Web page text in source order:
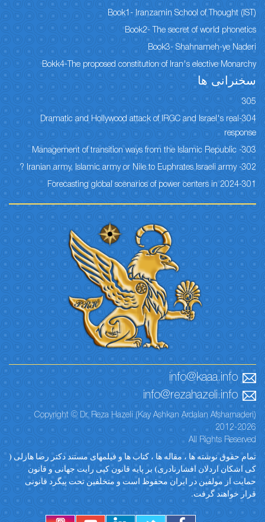
Book1- Iranzamin School of Thought (IST)
Book2- The secret of world phonetics
Book3- Shahnameh-ye Naderi
Bokk4-The proposed constitution of Iran's elective Monarchy
سخنرانی ها
305
304-Dramatic and Hollywood attack of IRGC and Israel's real
response
303- Management of transition ways from the Islamic Republic
302- Iranian army, Islamic army or Nile to Euphrates Israeli army ?
301-Forecasting global scenarios of power centers in 2024
info@kaaa.info
info@rezahazeli.info
Copyright © Dr. Reza Hazeli (Kay Ashkan Ardalan Afsharnaderi)
2012-2026
All Rights Reserved
تمام حقوق نوشته ها ، مقاله ها ، کتاب ها و فیلمهای مستند دکتر رضا هازلی (
کی اشکان اردلان افشارنادری) بر پایه قانون کپی رایت جهانی و قانون
حمایت از مولفین در ایران محفوظ است و متخلفین تحت پیگرد قانونی
قرار خواهند گرفت.